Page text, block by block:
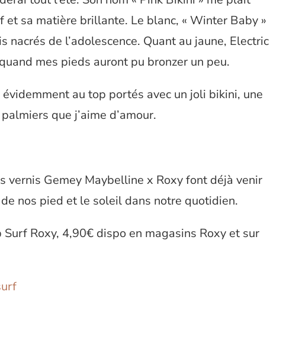
et sa matière brillante. Le blanc, « Winter Baby »
nacrés de l’adolescence. Quant au jaune, Electric
mes pieds auront pu bronzer un peu.
au top portés avec un joli bikini, une
que j’aime d’amour.
vernis Gemey Maybelline x Roxy font déjà venir
nos pied et le soleil dans notre quotidien.
Roxy, 4,90€ dispo en magasins Roxy et sur